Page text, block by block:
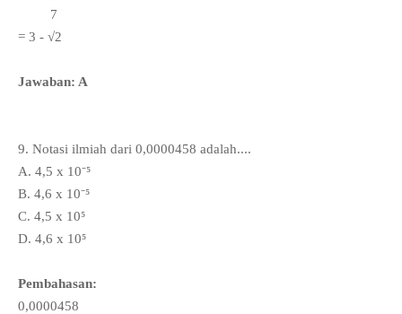
7
= 3 - √2
Jawaban: A
9. Notasi ilmiah dari 0,0000458 adalah....
A. 4,5 x 10⁻⁵
B. 4,6 x 10⁻⁵
C. 4,5 x 10⁵
D. 4,6 x 10⁵
Pembahasan:
0,0000458